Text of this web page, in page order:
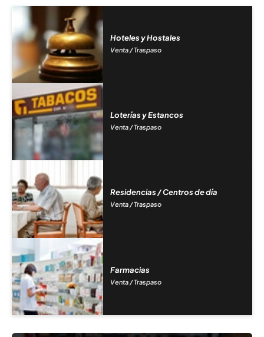
Hoteles y Hostales
Venta / Traspaso
Loterías y Estancos
Venta / Traspaso
Residencias / Centros de día
Venta / Traspaso
Farmacias
Venta / Traspaso